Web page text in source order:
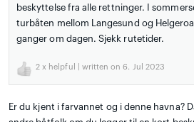
beskyttelse fra alle rettninger. I
turbåten mellom Langesund og
ganger om dagen. Sjekk rutetider.
2 x helpful | written on 6. Jul 2023
Er du kjent i farvannet og i denne havna?